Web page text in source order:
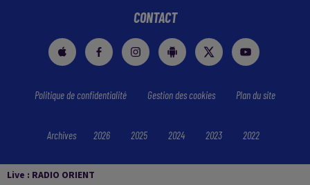
Live : RADIO ORIENT
CONTACT
Politique de confidentialité Gestion des cookies Plan du site
Archives 2026 2025 2024 2023 2022